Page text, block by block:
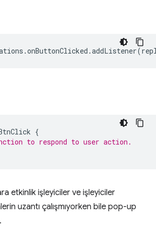
.onButtonClicked .addListener(
{
to respond to user action.
etkinlik işleyiciler ve işleyiciler
uzantı çalışmıyorken bile pop-up